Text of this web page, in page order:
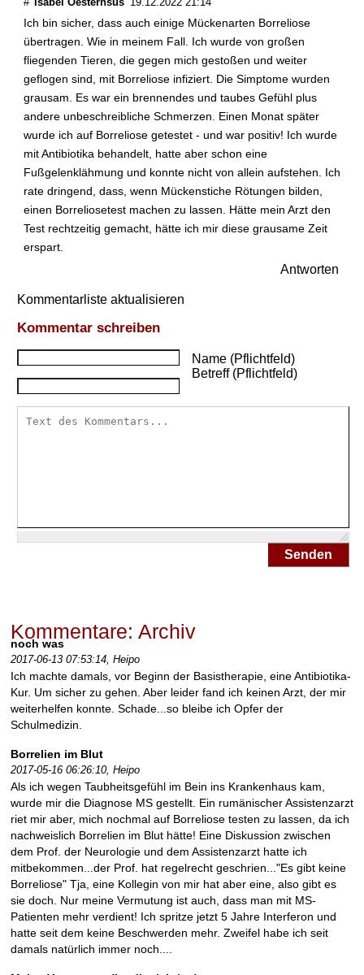
Ich bin sicher, dass auch einige Mückenarten Borreliose
übertragen. Wie in meinem Fall. Ich wurde von großen
fliegenden Tieren, die gegen mich gestoßen und weiter
geflogen sind, mit Borreliose infiziert. Die Simptome wurden
grausam. Es war ein brennendes und taubes Gefühl plus
andere unbeschreibliche Schmerzen. Einen Monat später
wurde ich auf Borreliose getestet - und war positiv! Ich wurde
mit Antibiotika behandelt, hatte aber schon eine
Fußgelenklähmung und konnte nicht von allein aufstehen. Ich
rate dringend, dass, wenn Mückenstiche Rötungen bilden,
einen Borreliosetest machen zu lassen. Hätte mein Arzt den
Test rechtzeitig gemacht, hätte ich mir diese grausame Zeit
erspart.
Antworten
Kommentarliste aktualisieren
Kommentar schreiben
Name (Pflichtfeld)
Betreff (Pflichtfeld)
Senden
Kommentare: Archiv
noch was
2017-06-13 07:53:14, Heipo
Ich machte damals, vor Beginn der Basistherapie, eine Antibiotika-
Kur. Um sicher zu gehen. Aber leider fand ich keinen Arzt, der mir
weiterhelfen konnte. Schade...so bleibe ich Opfer der
Schulmedizin.
Borrelien im Blut
2017-05-16 06:26:10, Heipo
Als ich wegen Taubheitsgefühl im Bein ins Krankenhaus kam,
wurde mir die Diagnose MS gestellt. Ein rumänischer Assistenzarzt
riet mir aber, mich nochmal auf Borreliose testen zu lassen, da ich
nachweislich Borrelien im Blut hätte! Eine Diskussion zwischen
dem Prof. der Neurologie und dem Assistenzarzt hatte ich
mitbekommen...der Prof. hat regelrecht geschrien..."Es gibt keine
Borreliose" Tja, eine Kollegin von mir hat aber eine, also gibt es
sie doch. Nur meine Vermutung ist auch, dass man mit MS-
Patienten mehr verdient! Ich spritze jetzt 5 Jahre Interferon und
hatte seit dem keine Beschwerden mehr. Zweifel habe ich seit
damals natürlich immer noch....